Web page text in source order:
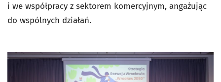
i we współpracy z sektorem komercyjnym, angażując
do wspólnych działań.